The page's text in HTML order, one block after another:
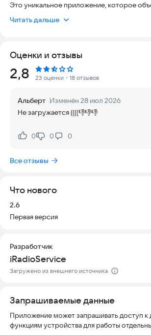
Это уникальное приложение, которое
прозу, записанные профессиональными
работает стабильно, не требует сложных
актуально. Вы можете наслаждаться
время, в любом месте, без риска для
Слушайте лучшие произведения мировой
современной литературы. Звук высокого
произведения.
В коллекции представлены романы,
📱 **Удобство использования**
паузу, переключать треки и сохранять
🌟 **Почему стоит выбрать нас**
* Доступ к огромной библиотеке текстов.
* Регулярное обновление контента.
Попробуйте первое литературное радио
откройте для себя мир слов, который
Читать дальше
Оценки и отзывы
Рейтинг:
2,8 23 оценки ・18 отзывов
Альберт Изменён 28 июл 2026
Не загружается ((((👎👎👎
Нравится:
0Не нравится:
0 0
Все отзывы
Что нового
Версия:
2.6
Первая версия
Разработчик
iRadioService
Загружено из внешнего источника
Запрашиваемые данные
Приложение может запрашивать доступ к
функциям устройства для работы